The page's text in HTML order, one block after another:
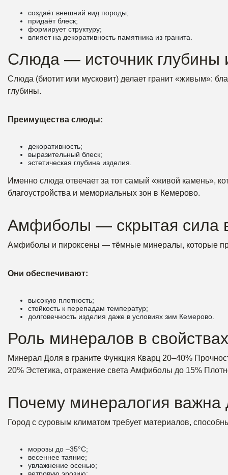
создаёт внешний вид породы;
придаёт блеск;
формирует структуру;
влияет на декоративность памятника из гранита.
Слюда — источник глубины
Слюда (биотит или мусковит) делает гранит «живым»:
глубины.
Преимущества слюды:
декоративность;
выразительный блеск;
эстетическая глубина изделия.
Именно слюда отвечает за тот самый «живой камень»,
благоустройства и мемориальных зон в Кемерово.
Амфиболы — скрытая сила
Амфиболы и пироксены — тёмные минералы, которые
Они обеспечивают:
высокую плотность;
стойкость к перепадам температур;
долговечность изделия даже в условиях зим Кемерово.
Роль минералов в
Минерал Доля в граните Функция Кварц 20–40%
20% Эстетика, отражение света Амфиболы до 15%
Почему минералогия важна
Город с суровым климатом требует материалов,
морозы до –35°C;
весеннее таяние;
увлажнение осенью;